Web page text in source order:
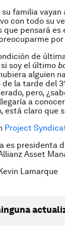
familia vayan
con todo su
pensará es
por
de
soy el último
alguien
de la tarde del
pero,
a
está claro que
Project
es presidenta
Asset
Lamarque